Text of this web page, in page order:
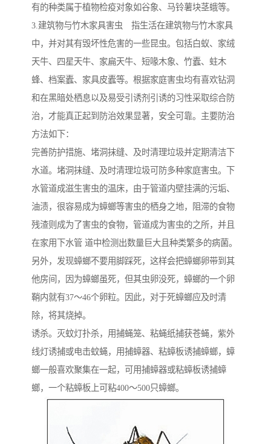
有的种类属于植物检疫对象如谷象、马铃薯块茎蛾等。
3.建筑物与竹木家具害虫 指生活在建筑物与竹木家具
中，并对其有毁坏性危害的一些昆虫。包括白蚁、家绒
天牛、四星天牛、家扁天牛、短喙木象、竹蠹、蛀木
蜂、档案蠹、家具皮蠹等。根据家庭害虫均有喜欢钻洞
和在黑暗处栖息以及易受引诱剂引诱的习性采取综合防
治，才能真正起到防治效果显著，安全可靠。主要防治
方法如下：
完善防护措施、堵洞抹缝、及时清理垃圾并定期清洁下
水道。堵洞抹缝、及时清理垃圾可防多种家庭害虫。下
水管道成滋生害虫的温床，由于管道内壁挂满的污垢、
油渍，很容易成为蟑螂等害虫的栖身之地，阻滞的食物
残渣则成为了害虫的食物，管道成为害虫的之所，并且
在家用下水管 道中检测出数量巨大且种类繁多的病菌。
另外，发现蟑螂不要用脚踩死，这样会把蟑螂卵带到其
他房间，因为蟑螂虽死，但其虫卵没死，蟑螂的一个卵
鞘内就有37～46个卵粒。因此，对于死蟑螂应及时清
除，将其烧掉。
诱杀。灭蚊灯扑杀，用捕蝇笼、粘蝇纸捕获苍蝇，紫外
线灯诱捕或电击蚊蝇，用捕蟑器、粘蟑板诱捕蟑螂，蟑
螂一般喜欢聚集在一起，可用捕蟑器或粘蟑板诱捕蟑
螂，一个粘蟑板上可粘400～500只蟑螂。